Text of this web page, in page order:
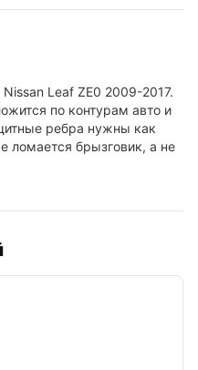
Leaf ZE0 2009-2017.
по контурам авто и
ребра нужны как
ломается брызговик, а не